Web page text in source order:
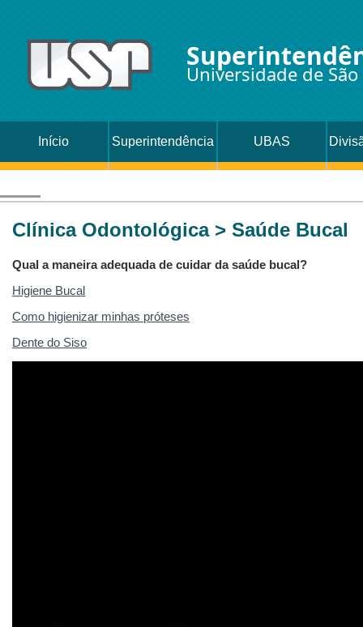
Universidade de
Início Superintendência UBAS
Clínica Odontológica > Saúde Bucal
Qual a maneira adequada de cuidar da saúde bucal?
Higiene Bucal
Como higienizar minhas próteses
Dente do Siso